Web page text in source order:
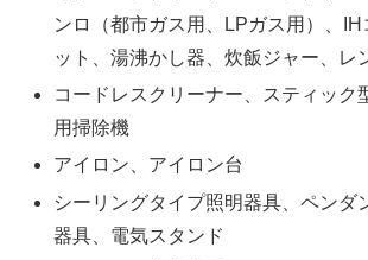
ンロ（都市ガス用、LPガス用）、IH
ット、湯沸かし器、炊飯ジャー、レ
コードレスクリーナー、スティック
用掃除機
アイロン、アイロン台
シーリングタイプ照明器具、ペンダ
器具、電気スタンド